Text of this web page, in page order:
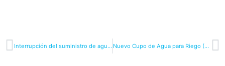
Interrupción del suministro de agua por apoyo a las movilizaciones agrarias Nuevo Cupo de Agua para Riego (01-marzo-2024)